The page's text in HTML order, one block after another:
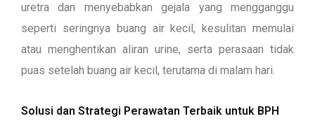
uretra dan menyebabkan gejala yang mengganggu
seperti seringnya buang air kecil, kesulitan memulai
atau menghentikan aliran urine, serta perasaan tidak
puas setelah buang air kecil, terutama di malam hari.
Solusi dan Strategi Perawatan Terbaik untuk BPH